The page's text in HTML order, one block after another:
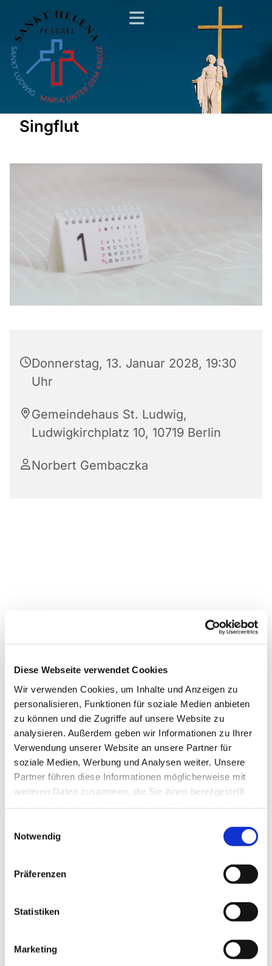
Diese Webseite verwendet Cookies
Wir verwenden Cookies, um Inhalte und Anzeigen zu
personalisieren, Funktionen für soziale Medien anbieten
zu können und die Zugriffe auf unsere Website zu
analysieren. Außerdem geben wir Informationen zu Ihrer
Verwendung unserer Website an unsere Partner für
soziale Medien, Werbung und Analysen weiter. Unsere
Partner führen diese Informationen möglicherweise mit
weiteren Daten zusammen, die Sie ihnen bereitgestellt
Notwendig
Präferenzen
Statistiken
Marketing
Singflut
Donnerstag, 13. Januar 2028, 19:30
Uhr
Gemeindehaus St. Ludwig,
Ludwigkirchplatz 10, 10719 Berlin
Norbert Gembaczka
Dies könnte Sie auch
interessieren